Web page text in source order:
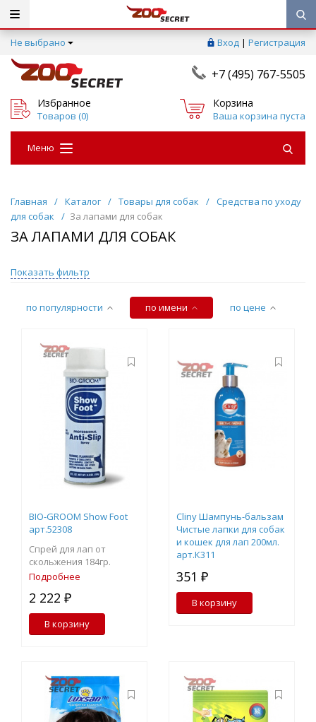
Не выбрано Вход | Регистрация
+7 (495) 767-5505
Избранное
Товаров (0)
Корзина
Ваша корзина пуста
Меню
Главная / Каталог / Товары для собак / Средства по уходу
для собак
/ За лапами для собак
ЗА ЛАПАМИ ДЛЯ СОБАК
Показать фильтр
по популярности по имени по цене
BIO-GROOM Show Foot
арт.52308
Спрей для лап от
скольжения 184гр.
Подробнее
2 222 ₽
В корзину
Cliny Шампунь-бальзам
Чистые лапки для собак
и кошек для лап 200мл.
арт.К311
351 ₽
В корзину